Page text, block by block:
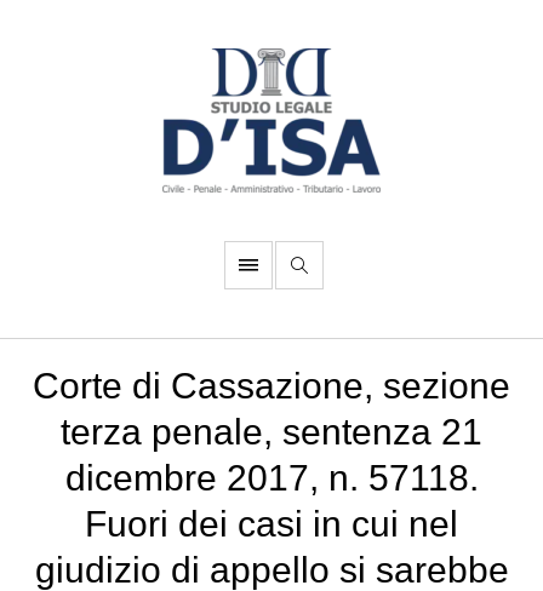
Corte di Cassazione, sezione
terza penale, sentenza 21
dicembre 2017, n. 57118.
Fuori dei casi in cui nel
giudizio di appello si sarebbe